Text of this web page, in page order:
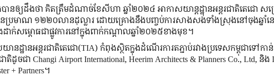
នឲ្យដឹងថា គិតត្រឹមដំណាច់ខែសីហា ឆ្នាំ២០២៤ អាកាសយាន្តដ្ឋានអន្តរជាតិតេជោ ស
ាណ ១២២០លានដុល្លារ ដោយគ្រោងនឹងបញ្ចប់ការសាងសង់ទាំងស្រុងនៅចុងឆ្នាំនេះ
ដាក់សម្ពោធជាផ្លូវការនៅក្នុងពាក់កណ្តាលឆ្នាំ២០២៥ខាងមុខ។
នដ្ឋានអន្តរជាតិតេជោ​(TIA) កំពុងស្ថិតក្នុងដំណើរការតភ្ជាប់រវាងប្រទេសកម្ពុជាទៅក
ជា Changi Airport International, Heerim Architects & Planners Co., Ltd, និង
+ Partners។